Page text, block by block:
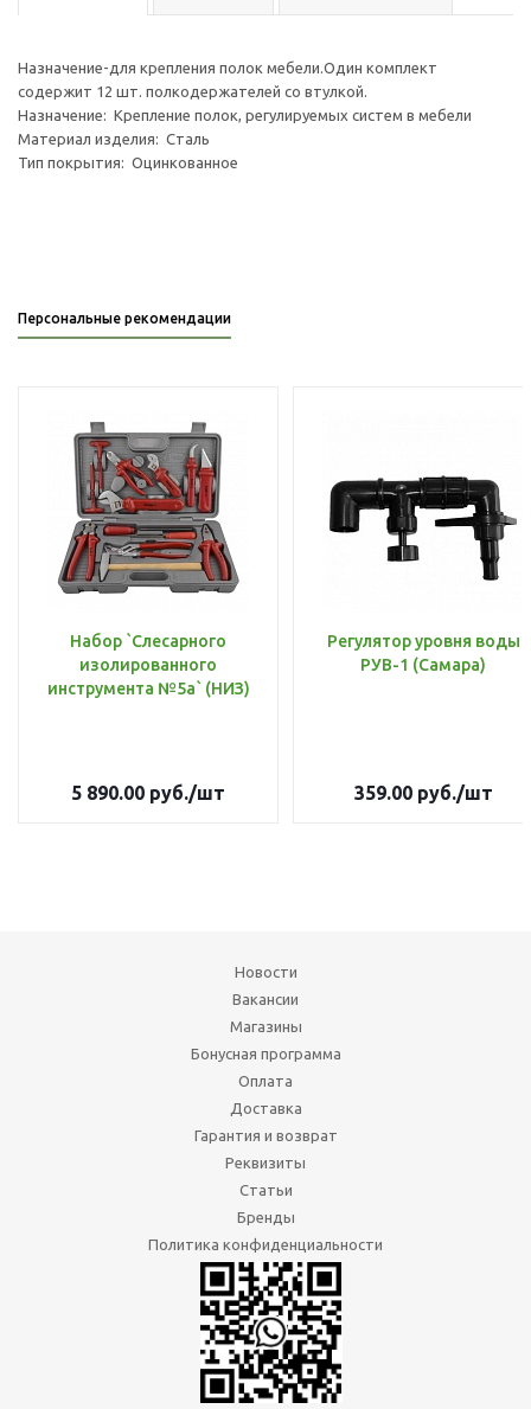
Назначение-для крепления полок мебели.Один комплект
содержит 12 шт. полкодержателей со втулкой.
Назначение: Крепление полок, регулируемых систем в мебели
Материал изделия: Сталь
Тип покрытия: Оцинкованное
Персональные рекомендации
Набор `Слесарного
изолированного
инструмента №5а` (НИЗ)
5 890.00 руб./шт
Регулятор уровня воды
РУВ-1 (Самара)
359.00руб./шт
Новости
Вакансии
Магазины
Бонусная программа
Оплата
Доставка
Гарантия и возврат
Реквизиты
Статьи
Бренды
Политика конфиденциальности